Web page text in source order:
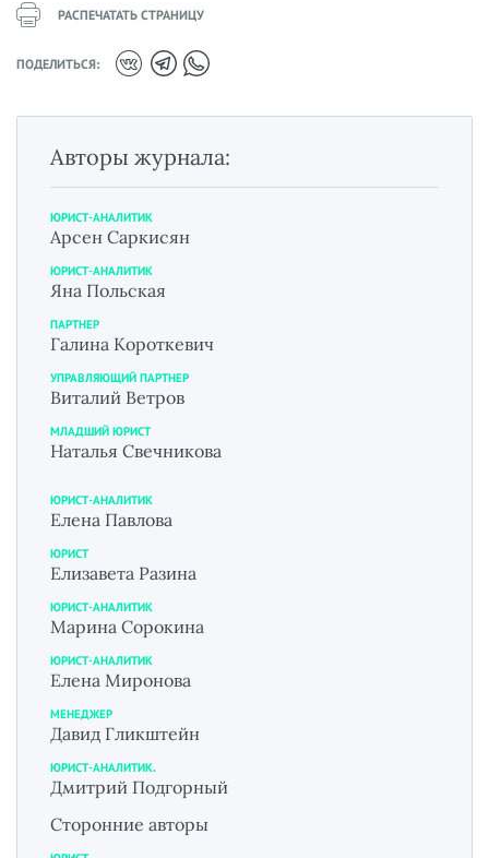
РАСПЕЧАТАТЬ СТРАНИЦУ
ПОДЕЛИТЬСЯ:
Авторы журнала:
ЮРИСТ-АНАЛИТИК
Арсен Саркисян
ЮРИСТ-АНАЛИТИК
Яна Польская
ПАРТНЕР
Галина Короткевич
УПРАВЛЯЮЩИЙ ПАРТНЕР
Виталий Ветров
МЛАДШИЙ ЮРИСТ
Наталья Свечникова
ЮРИСТ-АНАЛИТИК
Елена Павлова
ЮРИСТ
Елизавета Разина
ЮРИСТ-АНАЛИТИК
Марина Сорокина
ЮРИСТ-АНАЛИТИК
Елена Миронова
МЕНЕДЖЕР
Давид Гликштейн
ЮРИСТ-АНАЛИТИК.
Дмитрий Подгорный
Сторонние авторы